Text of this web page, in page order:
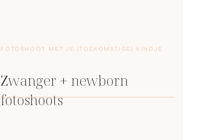
FOTOSHOOT MET JE (TOEKOMSTIGE) KINDJE
Zwanger + newborn
fotoshoots